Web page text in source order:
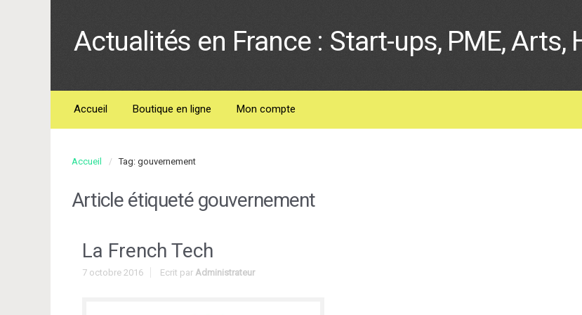
Actualités en France : Start-ups, PME, Arts,
Accueil Boutique en ligne Mon compte
Accueil Tag: gouvernement
Article étiqueté gouvernement
La French Tech
7 octobre 2016 Ecrit par Administrateur